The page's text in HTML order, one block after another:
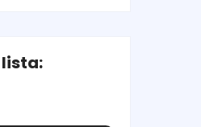
lista: